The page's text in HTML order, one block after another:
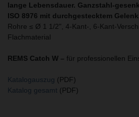
lange Lebensdauer. Ganzstahl-
ISO 8976 mit durchgestecktem
Rohre ≤ Ø 1 1/2", 4-Kant-, 6-Kant-
Flachmaterial
REMS Catch W – für professionellen
Katalogauszug (PDF)
Katalog gesamt (PDF)